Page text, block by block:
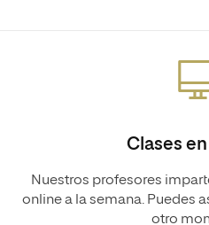
Clases
Nuestros profesores
online a la semana. Puedes
otro